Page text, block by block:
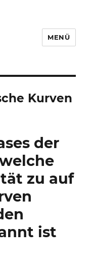
MENÜ
Kurven
der
zu auf
ist